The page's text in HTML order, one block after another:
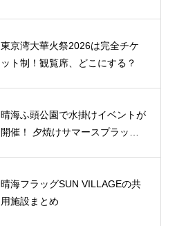
東京湾大華火祭2026は完全チケ
ット制！観覧席、どこにする？
晴海ふ頭公園で水掛けイベントが
開催！ 夕焼けサマースプラッシ
晴海フラッグSUN VILLAGEの共
用施設まとめ